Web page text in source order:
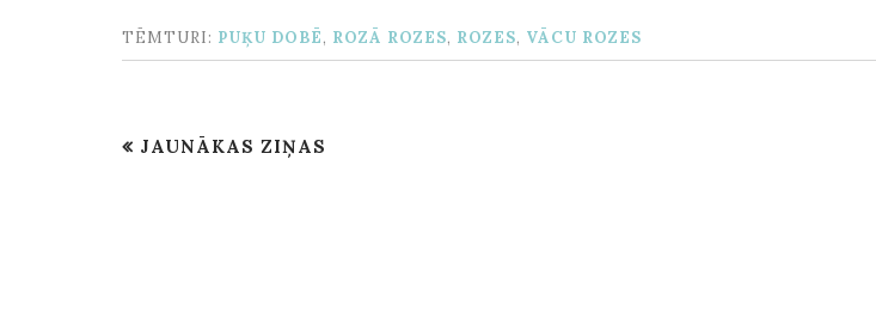
TĒMTURI: PUĶU DOBĒ, ROZĀ ROZES, ROZES, VĀCU ROZES
JAUNĀKAS ZIŅAS